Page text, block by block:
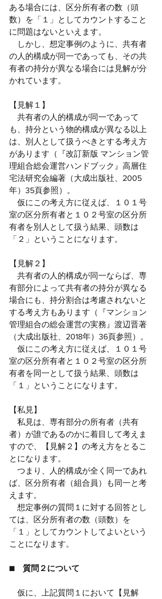
ある場合には、区分所有者の数（頭
数）を「１」としてカウントすること
に問題はないといえます。
しかし、想定事例のように、共有者
の人的構成が同一であっても、その共
有者の持分が異なる場合には見解が分
かれています。
【見解１】
共有者の人的構成が同一であって
も、持分という物的構成が異なる以上
は、別人として扱うべきとする考え方
があります（『改訂新版 マンション管
理組合総会運営ハンドブック』高層住
宅法研究会編著（大成出版社、2005
年）35頁参照）。
仮にこの考え方に従えば、１０１号
室の区分所有者と１０２号室の区分所
有者を別人として扱う結果、頭数は
「２」ということになります。
【見解２】
共有者の人的構成が同一ならば、専
有部分によって共有者の持分が異なる
場合にも、持分割合は考慮されないと
する考え方もあります（『マンション
管理組合の総会運営の実務』渡辺晋著
（大成出版社、2018年）36頁参照）。
仮にこの考え方に従えば、１０１号
室の区分所有者と１０２号室の区分所
有者を同一として扱う結果、頭数は
「１」ということになります。
【私見】
私見は、専有部分の所有者（共有
者）が誰であるのかに着目して考えま
すので、【見解２】の考え方をとるこ
とになります。
つまり、人的構成が全く同一であれ
ば、区分所有者（組合員）も同一と考
えます。
想定事例の質問１に対する回答とし
ては、区分所有者の数（頭数）を
「１」としてカウントしてよいという
ことになります。
■　質問２について
仮に、上記質問１において【見解